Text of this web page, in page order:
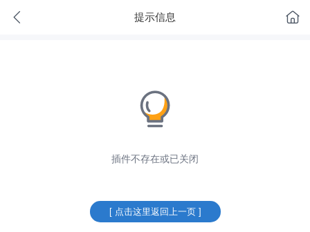
提示信息
插件不存在或已关闭
[ 点击这里返回上一页 ]